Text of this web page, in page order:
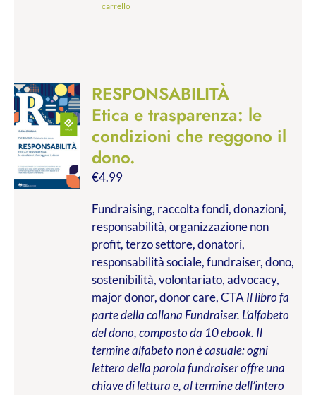
carrello
RESPONSABILITÀ
Etica e trasparenza: le
condizioni che reggono il
dono.
€4.99
Fundraising, raccolta fondi, donazioni,
responsabilità, organizzazione non
profit, terzo settore, donatori,
responsabilità sociale, fundraiser, dono,
sostenibilità, volontariato, advocacy,
major donor, donor care, CTA Il libro fa
parte della collana Fundraiser. L’alfabeto
del dono, composto da 10 ebook. Il
termine alfabeto non è casuale: ogni
lettera della parola fundraiser offre una
chiave di lettura e, al termine dell’intero